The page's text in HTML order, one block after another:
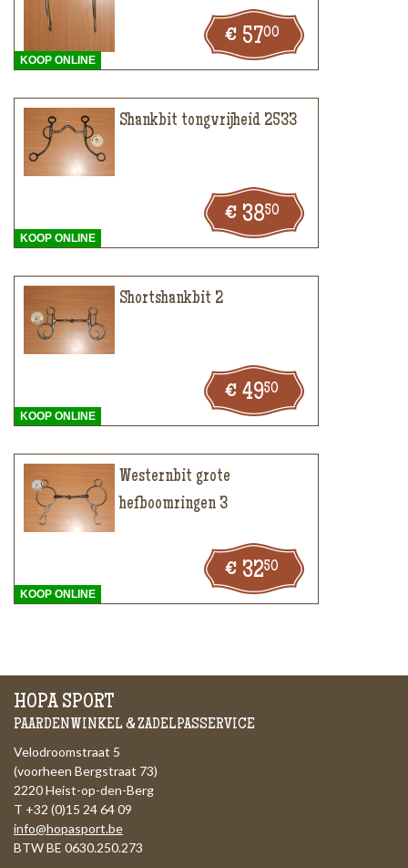
5700
KOOP ONLINE
Shankbit tongvrijheid 2533
3850
KOOP ONLINE
Shortshankbit 2
4950
KOOP ONLINE
Westernbit grote
hefboomringen 3
3250
KOOP ONLINE
HOPA SPORT
PAARDENWINKEL & ZADELPASSERVICE
Velodroomstraat 5
(voorheen Bergstraat 73)
2220 Heist-op-den-Berg
T +32 (0)15 24 64 09
info@hopasport.be
BTW BE 0630.250.273